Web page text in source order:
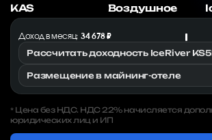
KAS Воздушное
Доход в месяц: 34 678 ₽
Рассчитать доходность IceRiver
Размещение в майнинг-отеле
* Цена без НДС. НДС 22% начисляется
юридических лиц и ИП